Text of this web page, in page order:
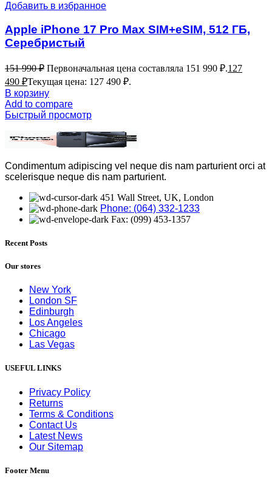
Добавить в избранное
Apple iPhone 17 Pro Max SIM+eSIM, 512 ГБ,
Серебристый
151 990₽ Первоначальная цена составляла 151 990 ₽.127
490 ₽Текущая цена: 127 490 ₽.
В корзину
Add to compare
Быстрый просмотр
Condimentum adipiscing vel neque dis nam parturient orci at
scelerisque neque dis nam parturient.
451 Wall Street, UK, London
Phone: (064) 332-1233
Fax: (099) 453-1357
Recent Posts
Our stores
New York
London SF
Edinburgh
Los Angeles
Chicago
Las Vegas
USEFUL LINKS
Privacy Policy
Returns
Terms & Conditions
Contact Us
Latest News
Our Sitemap
Footer Menu